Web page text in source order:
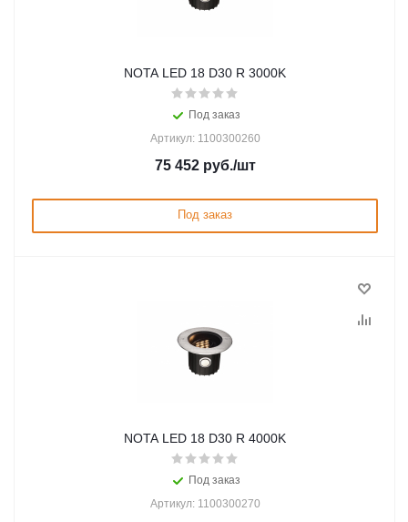
NOTA LED 18 D30 R 3000K
Под заказ
Артикул: 1100300260
75 452руб./шт
Под заказ
NOTA LED 18 D30 R 4000K
Под заказ
Артикул: 1100300270